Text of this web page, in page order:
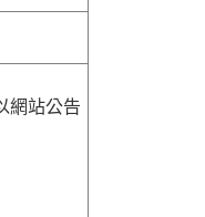
網站公告